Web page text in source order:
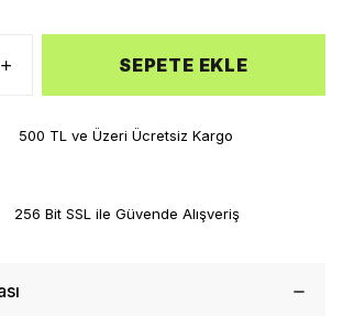
SEPETE EKLE
500 TL ve Üzeri Ücretsiz Kargo
256 Bit SSL ile Güvende Alışveriş